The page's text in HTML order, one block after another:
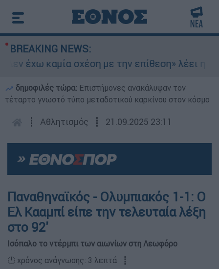
BREAKING NEWS:
έχω καμία σχέση με την επίθεση» λέει η
δημοφιλές τώρα: Επιστήμονες ανακάλυψαν τον
τέταρτο γνωστό τύπο μεταδοτικού καρκίνου στον κόσμο
┋ Αθλητισμός ┋ 21.09.2025 23:11
Παναθηναϊκός - Ολυμπιακός 1-1: Ο
Ελ Κααμπί είπε την τελευταία λέξη
στο 92'
Ισόπαλο το ντέρμπι των αιωνίων στη Λεωφόρο
🕛 χρόνος ανάγνωσης: 3 λεπτά ┋